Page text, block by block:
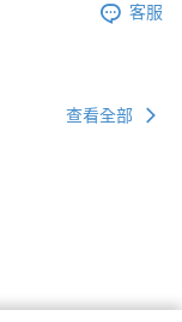
客服
查看全部